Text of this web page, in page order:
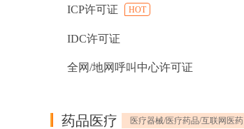
ICP许可证 HOT
IDC许可证
全网/地网呼叫中心许可证
药品医疗 医疗器械/医疗药品/互联网医药